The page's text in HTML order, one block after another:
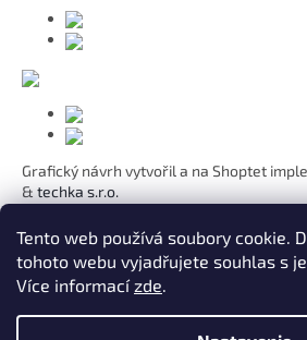
Tento web používá soubory cookie.
tohoto webu vyjadřujete souhlas s
Více informacízde.
Grafický návrh vytvořil a na Shoptet
& techka s.r.o.
Koho chcete obdarovat?
Pre mamičku
Pre moju lásku
Pre dcéru